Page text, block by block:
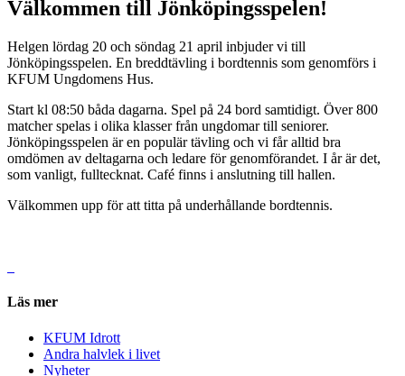
Välkommen till Jönköpingsspelen!
Helgen lördag 20 och söndag 21 april inbjuder vi till
Jönköpingsspelen. En breddtävling i bordtennis som genomförs i
KFUM Ungdomens Hus.
Start kl 08:50 båda dagarna. Spel på 24 bord samtidigt. Över 800
matcher spelas i olika klasser från ungdomar till seniorer.
Jönköpingsspelen är en populär tävling och vi får alltid bra
omdömen av deltagarna och ledare för genomförandet. I år är det,
som vanligt, fulltecknat. Café finns i anslutning till hallen.
Välkommen upp för att titta på underhållande bordtennis.
Läs mer
KFUM Idrott
Andra halvlek i livet
Nyheter